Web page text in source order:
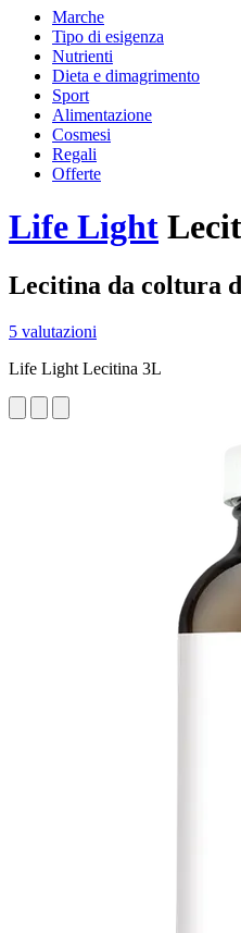
Marche
Tipo di esigenza
Nutrienti
Dieta e dimagrimento
Sport
Alimentazione
Cosmesi
Regali
Offerte
Life Light
Lecitina da coltura
5 valutazioni
Life Light Lecitina 3L